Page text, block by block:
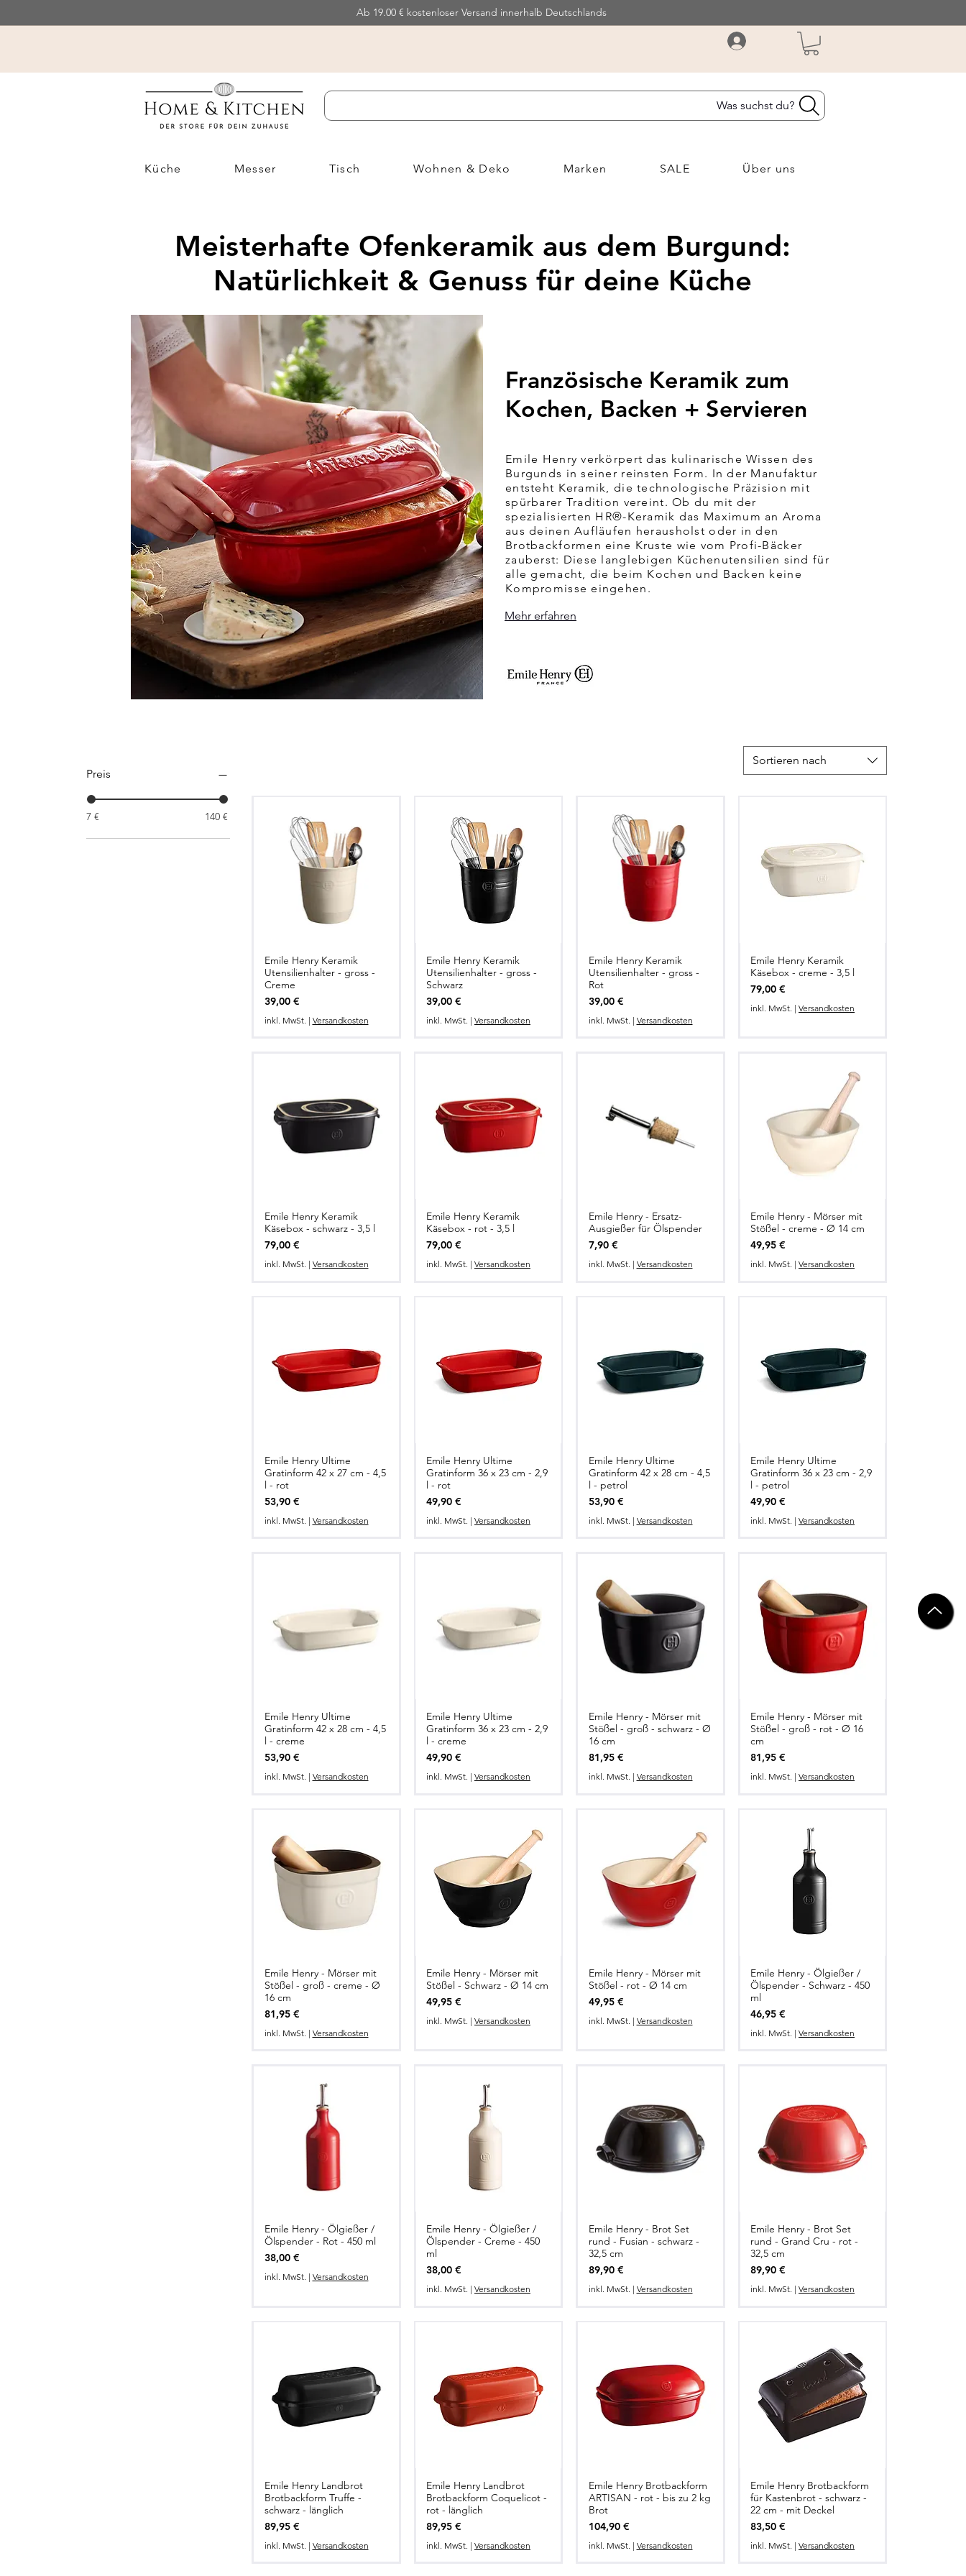
Ab 19.00 € kostenloser Versand innerhalb Deutschlands
Was suchst du?
Küche Messer Tisch Wohnen & Deko Marken SALE Über uns
Meisterhafte Ofenkeramik aus dem Burgund:
Natürlichkeit & Genuss für deine Küche
Französische Keramik zum
Kochen, Backen + Servieren
Emile Henry verkörpert das kulinarische Wissen des
Burgunds in seiner reinsten Form. In der Manufaktur
entsteht Keramik, die technologische Präzision mit
spürbarer Tradition vereint. Ob du mit der
spezialisierten HR®-Keramik das Maximum an Aroma
aus deinen Aufläufen herausholst oder in den
Brotbackformen eine Kruste wie vom Profi-Bäcker
zauberst: Diese langlebigen Küchenutensilien sind für
alle gemacht, die beim Kochen und Backen keine
Kompromisse eingehen.
Mehr erfahren
Preis
7 € 140 €
Sortieren nach
Emile Henry Keramik
Utensilienhalter - gross -
Creme
Preis
39,00 €
inkl. MwSt. | Versandkosten
Emile Henry Keramik
Utensilienhalter - gross -
Schwarz
Preis
39,00 €
inkl. MwSt. | Versandkosten
Emile Henry Keramik
Utensilienhalter - gross -
Rot
Preis
39,00 €
inkl. MwSt. | Versandkosten
Emile Henry Keramik
Käsebox - creme - 3,5 l
Preis
79,00 €
inkl. MwSt. | Versandkosten
Emile Henry Keramik
Käsebox - schwarz - 3,5 l
Preis
79,00 €
inkl. MwSt. | Versandkosten
Emile Henry Keramik
Käsebox - rot - 3,5 l
Preis
79,00 €
inkl. MwSt. | Versandkosten
Emile Henry - Ersatz-
Ausgießer für Ölspender
Preis
7,90 €
inkl. MwSt. | Versandkosten
Emile Henry - Mörser mit
Stößel - creme - Ø 14 cm
Preis
49,95 €
inkl. MwSt. | Versandkosten
Emile Henry Ultime
Gratinform 42 x 27 cm - 4,5
l - rot
Preis
53,90 €
inkl. MwSt. | Versandkosten
Emile Henry Ultime
Gratinform 36 x 23 cm - 2,9
l - rot
Preis
49,90 €
inkl. MwSt. | Versandkosten
Emile Henry Ultime
Gratinform 42 x 28 cm - 4,5
l - petrol
Preis
53,90 €
inkl. MwSt. | Versandkosten
Emile Henry Ultime
Gratinform 36 x 23 cm - 2,9
l - petrol
Preis
49,90 €
inkl. MwSt. | Versandkosten
Emile Henry Ultime
Gratinform 42 x 28 cm - 4,5
l - creme
Preis
53,90 €
inkl. MwSt. | Versandkosten
Emile Henry Ultime
Gratinform 36 x 23 cm - 2,9
l - creme
Preis
49,90 €
inkl. MwSt. | Versandkosten
Emile Henry - Mörser mit
Stößel - groß - schwarz - Ø
16 cm
Preis
81,95 €
inkl. MwSt. | Versandkosten
Emile Henry - Mörser mit
Stößel - groß - rot - Ø 16
cm
Preis
81,95 €
inkl. MwSt. | Versandkosten
Emile Henry - Mörser mit
Stößel - groß - creme - Ø
16 cm
Preis
81,95 €
inkl. MwSt. | Versandkosten
Emile Henry - Mörser mit
Stößel - Schwarz - Ø 14 cm
Preis
49,95 €
inkl. MwSt. | Versandkosten
Emile Henry - Mörser mit
Stößel - rot - Ø 14 cm
Preis
49,95 €
inkl. MwSt. | Versandkosten
Emile Henry - Ölgießer /
Ölspender - Schwarz - 450
ml
Preis
46,95 €
inkl. MwSt. | Versandkosten
Emile Henry - Ölgießer /
Ölspender - Rot - 450 ml
Preis
38,00 €
inkl. MwSt. | Versandkosten
Emile Henry - Ölgießer /
Ölspender - Creme - 450
ml
Preis
38,00 €
inkl. MwSt. | Versandkosten
Emile Henry - Brot Set
rund - Fusian - schwarz -
32,5 cm
Preis
89,90 €
inkl. MwSt. | Versandkosten
Emile Henry - Brot Set
rund - Grand Cru - rot -
32,5 cm
Preis
89,90 €
inkl. MwSt. | Versandkosten
Emile Henry Landbrot
Brotbackform Truffe -
schwarz - länglich
Preis
89,95 €
inkl. MwSt. | Versandkosten
Emile Henry Landbrot
Brotbackform Coquelicot -
rot - länglich
Preis
89,95 €
inkl. MwSt. | Versandkosten
Emile Henry Brotbackform
ARTISAN - rot - bis zu 2 kg
Brot
Preis
104,90 €
inkl. MwSt. | Versandkosten
Emile Henry Brotbackform
für Kastenbrot - schwarz -
22 cm - mit Deckel
Preis
83,50 €
inkl. MwSt. | Versandkosten